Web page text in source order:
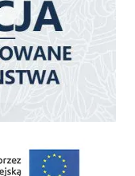
ratowniczo-gaśniczego z